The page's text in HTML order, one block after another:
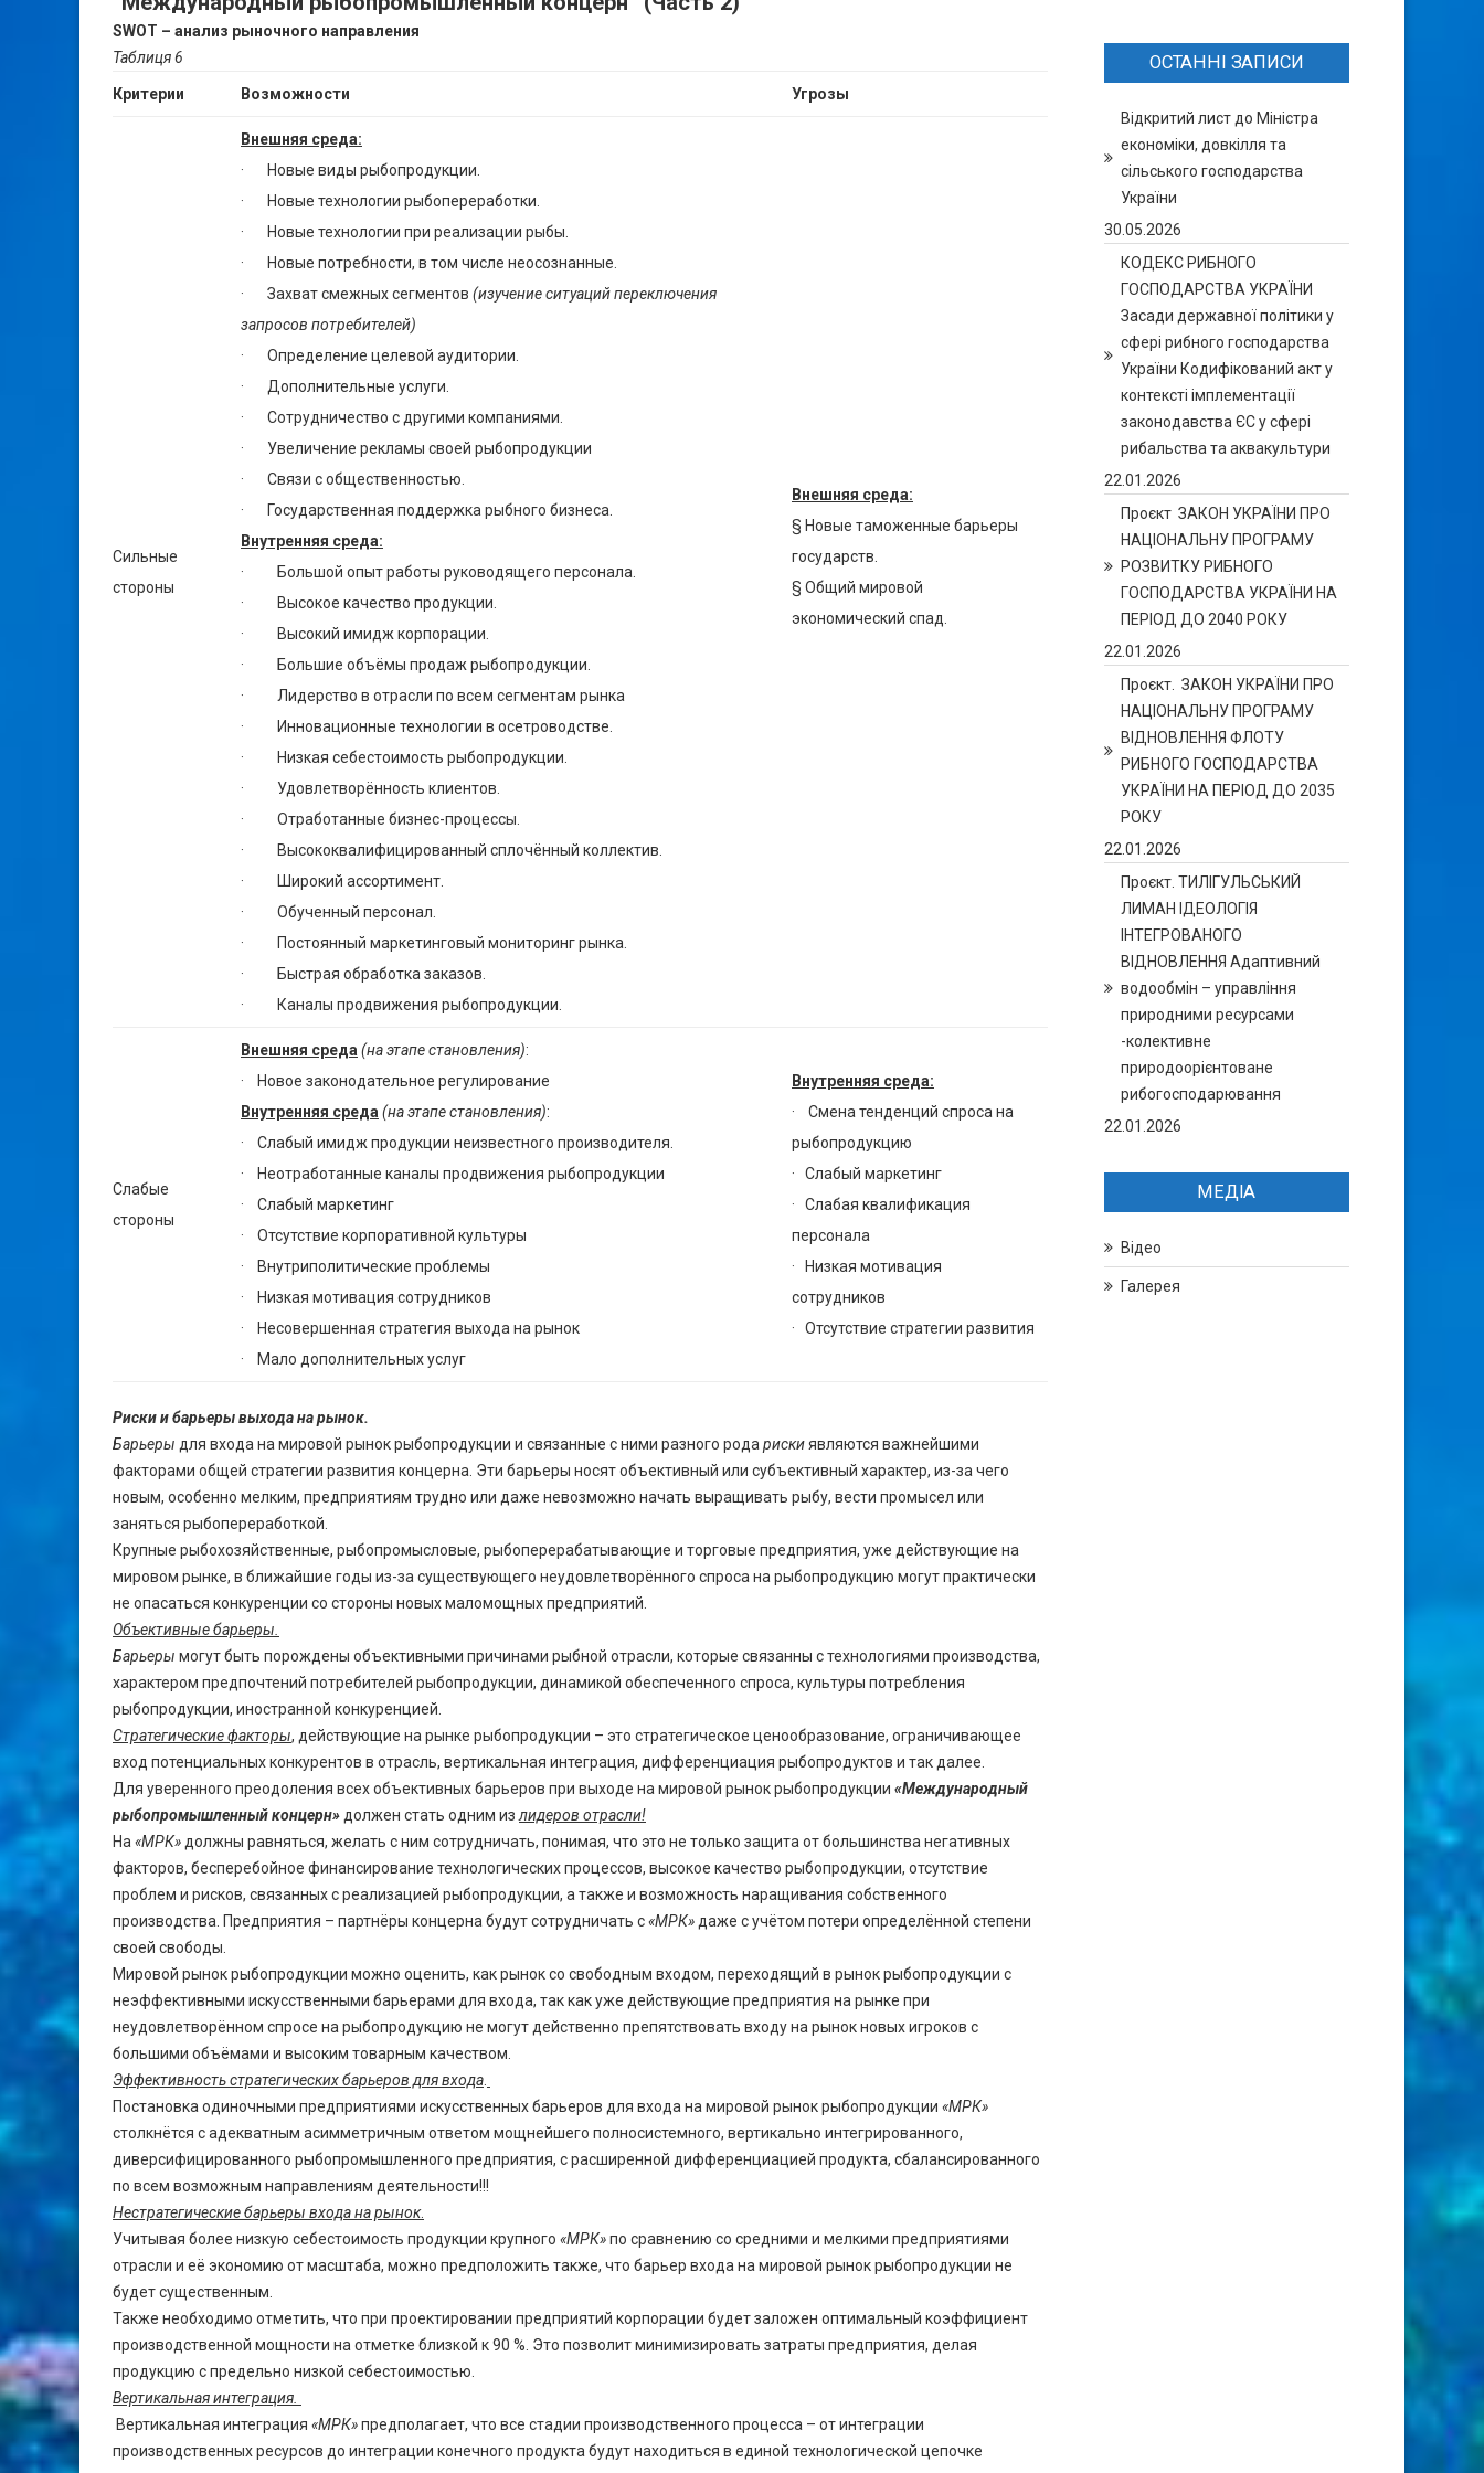
SWOT – анализ рыночного направления
Таблиця6
Критерии Возможности Угрозы
Сильные
стороны
Внешняя среда:
· Новые виды рыбопродукции.
· Новые технологии рыбопереработки.
· Новые технологии при реализации рыбы.
· Новые потребности, в том числе неосознанные.
· Захват смежных сегментов (изучение ситуаций переключения
запросов потребителей)
· Определение целевой аудитории.
· Дополнительные услуги.
· Сотрудничество с другими компаниями.
· Увеличение рекламы своей рыбопродукции
· Связи с общественностью.
· Государственная поддержка рыбного бизнеса.
Внутренняя среда:
· Большой опыт работы руководящего персонала.
· Высокое качество продукции.
· Высокий имидж корпорации.
· Большие объёмы продаж рыбопродукции.
· Лидерство в отрасли по всем сегментам рынка
· Инновационные технологии в осетроводстве.
· Низкая себестоимость рыбопродукции.
· Удовлетворённость клиентов.
· Отработанные бизнес-процессы.
· Высококвалифицированный сплочённый коллектив.
· Широкий ассортимент.
· Обученный персонал.
· Постоянный маркетинговый мониторинг рынка.
· Быстрая обработка заказов.
· Каналы продвижения рыбопродукции.
Внешняя среда:
§ Новые таможенные барьеры
государств.
§ Общий мировой
экономический спад.
Слабые
стороны
Внешняя среда (на этапе становления):
· Новое законодательное регулирование
Внутренняя среда (на этапе становления):
· Слабый имидж продукции неизвестного производителя.
· Неотработанные каналы продвижения рыбопродукции
· Слабый маркетинг
· Отсутствие корпоративной культуры
· Внутриполитические проблемы
· Низкая мотивация сотрудников
· Несовершенная стратегия выхода на рынок
· Мало дополнительных услуг
Внутренняя среда:
· Смена тенденций спроса на
рыбопродукцию
· Слабый маркетинг
· Слабая квалификация
персонала
· Низкая мотивация
сотрудников
· Отсутствие стратегии развития
Риски и барьеры выхода на рынок.
Барьеры для входа на мировой рынок рыбопродукции и связанные с ними разного рода рискиявляются важнейшими
факторами общей стратегии развития концерна. Эти барьеры носят объективный или субъективный характер, из-за чего
новым, особенно мелким, предприятиям трудно или даже невозможно начать выращивать рыбу, вести промысел или
заняться рыбопереработкой.
Крупные рыбохозяйственные, рыбопромысловые, рыбоперерабатывающие и торговые предприятия, уже действующие на
мировом рынке, в ближайшие годы из-за существующего неудовлетворённого спроса на рыбопродукцию могут практически
не опасаться конкуренции со стороны новых маломощных предприятий.
Объективные барьеры.
Барьеры могут быть порождены объективными причинами рыбной отрасли, которые связанны с технологиями производства,
характером предпочтений потребителей рыбопродукции, динамикой обеспеченного спроса, культуры потребления
рыбопродукции, иностранной конкуренцией.
Стратегические факторы, действующие на рынке рыбопродукции – это стратегическое ценообразование, ограничивающее
вход потенциальных конкурентов в отрасль, вертикальная интеграция, дифференциация рыбопродуктов и так далее.
Для уверенного преодоления всех объективных барьеров при выходе на мировой рынок рыбопродукции «Международный
рыбопромышленный концерн» должен стать одним из лидеров отрасли!
На «МРК» должны равняться, желать с ним сотрудничать, понимая, что это не только защита от большинства негативных
факторов, бесперебойное финансирование технологических процессов, высокое качество рыбопродукции, отсутствие
проблем и рисков, связанных с реализацией рыбопродукции, а также и возможность наращивания собственного
производства. Предприятия – партнёры концерна будут сотрудничать с«МРК» даже с учётом потери определённой степени
своей свободы.
Мировой рынок рыбопродукции можно оценить, как рынок со свободным входом, переходящий в рынок рыбопродукции с
неэффективными искусственными барьерами для входа, так как уже действующие предприятия на рынке при
неудовлетворённом спросе на рыбопродукцию не могут действенно препятствовать входу на рынок новых игроков с
большими объёмами и высоким товарным качеством.
Эффективность стратегических барьеров для входа
Постановка одиночными предприятиями искусственных барьеров для входа на мировой рынок рыбопродукции «МРК»
столкнётся с адекватным асимметричным ответом мощнейшего полносистемного, вертикально интегрированного,
диверсифицированного рыбопромышленного предприятия, с расширенной дифференциацией продукта, сбалансированного
по всем возможным направлениям деятельности!!!
Нестратегические барьеры входа на рынок.
Учитывая более низкую себестоимость продукции крупного «МРК»по сравнению со средними и мелкими предприятиями
отрасли и её экономию от масштаба, можно предположить также, что барьер входа на мировой рынок рыбопродукции не
будет существенным.
Также необходимо отметить, что при проектировании предприятий корпорации будет заложен оптимальный коэффициент
производственной мощности на отметке близкой к 90 %. Это позволит минимизировать затраты предприятия, делая
продукцию с предельно низкой себестоимостью.
Вертикальная интеграция.
Вертикальная интеграция «МРК»предполагает, что все стадии производственного процесса – от интеграции
производственных ресурсов до интеграции конечного продукта будут находиться в единой технологической цепочке
ОСТАННІ ЗАПИСИ
Відкритий лист до Міністра
економіки, довкілля та
сільського господарства
України
30.05.2026
КОДЕКС РИБНОГО
ГОСПОДАРСТВА УКРАЇНИ
Засади державної політики у
сфері рибного господарства
України Кодифікований акт у
контексті імплементації
законодавства ЄС у сфері
рибальства та аквакультури
22.01.2026
Проєкт ЗАКОН УКРАЇНИ ПРО
НАЦІОНАЛЬНУ ПРОГРАМУ
РОЗВИТКУ РИБНОГО
ГОСПОДАРСТВА УКРАЇНИ НА
ПЕРІОД ДО 2040 РОКУ
22.01.2026
Проєкт. ЗАКОН УКРАЇНИ ПРО
НАЦІОНАЛЬНУ ПРОГРАМУ
ВІДНОВЛЕННЯ ФЛОТУ
РИБНОГО ГОСПОДАРСТВА
УКРАЇНИ НА ПЕРІОД ДО 2035
РОКУ
22.01.2026
Проєкт. ТИЛІГУЛЬСЬКИЙ
ЛИМАН ІДЕОЛОГІЯ
ІНТЕГРОВАНОГО
ВІДНОВЛЕННЯ Адаптивний
водообмін – управління
природними ресурсами
-колективне
природоорієнтоване
рибогосподарювання
22.01.2026
МЕДІА
Відео
Галерея